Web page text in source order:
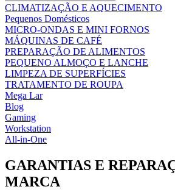
CLIMATIZAÇÃO E AQUECIMENTO
Pequenos Domésticos
MICRO-ONDAS E MINI FORNOS
MÁQUINAS DE CAFÉ
PREPARAÇÃO DE ALIMENTOS
PEQUENO ALMOÇO E LANCHE
LIMPEZA DE SUPERFÍCIES
TRATAMENTO DE ROUPA
Mega Lar
Blog
Gaming
Workstation
All-in-One
GARANTIAS E
MARCA